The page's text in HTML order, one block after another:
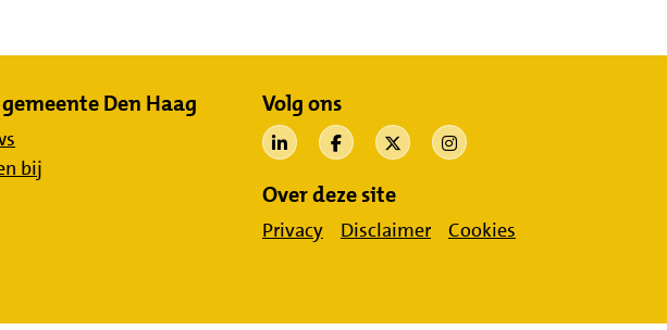
Den Haag
bij
Volg ons
Over deze site
Privacy Disclaimer Cookies